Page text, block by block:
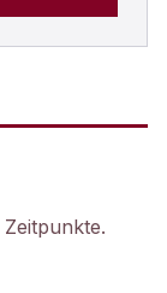
Zeitpunkte.